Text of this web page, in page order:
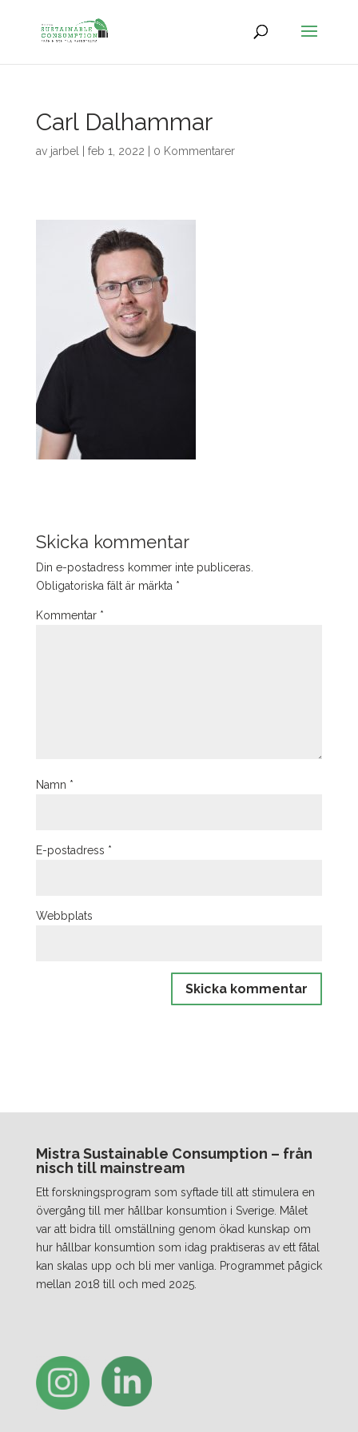
Carl Dalhammar
av jarbel feb 1, 2022 0 Kommentarer
Skicka kommentar
Din e-postadress kommer inte publiceras.
Obligatoriska fält är märkta *
Kommentar *
Namn *
E-postadress *
Webbplats
Mistra Sustainable Consumption – från
nisch till mainstream
Ett forskningsprogram som syftade till att stimulera en
övergång till mer hållbar konsumtion i Sverige. Målet
var att bidra till omställning genom ökad kunskap om
hur hållbar konsumtion som idag praktiseras av ett fåtal
kan skalas upp och bli mer vanliga. Programmet pågick
mellan 2018 till och med 2025.